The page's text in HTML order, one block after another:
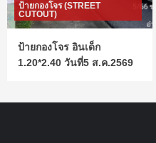
ป้ายกองโจร (STREET
CUTOUT)
ป้ายกองโจร อินเด็ก
1.20*2.40 วันที่5 ส.ค.2569